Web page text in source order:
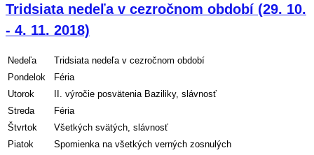
Tridsiata nedeľa v cezročnom období (29. 10.
- 4. 11. 2018)
Nedeľa
Tridsiata nedeľa v cezročnom období
Pondelok
Féria
Utorok
II. výročie posvätenia Baziliky, slávnosť
Streda
Féria
Štvrtok
Všetkých svätých, slávnosť
Piatok
Spomienka na všetkých verných zosnulých